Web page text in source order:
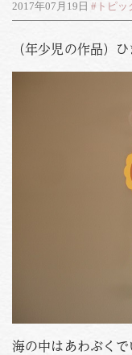
よくあ
お知
お
2017年07月19日 #トピッ
（年少児の作品）ひ
海の中はあわぶくで